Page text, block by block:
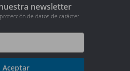
newsletter
de datos de carácter
Aceptar